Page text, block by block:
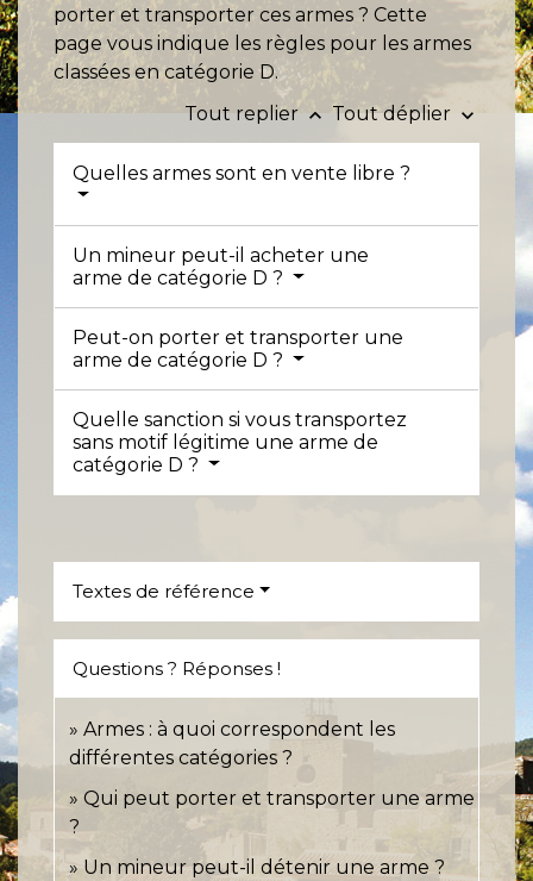
porter et transporter ces armes ? Cette
page vous indique les règles pour les armes
classées en catégorie D.
Tout replier keyboard_arrow_up Tout déplier keyboard_arrow_down
Quelles armes sont en vente libre ?
Un mineur peut-il acheter une
arme de catégorie D ?
Peut-on porter et transporter une
arme de catégorie D ?
Quelle sanction si vous transportez
sans motif légitime une arme de
catégorie D ?
Textes de référence
Questions ? Réponses !
Armes : à quoi correspondent les
différentes catégories ?
Qui peut porter et transporter une arme
?
Un mineur peut-il détenir une arme ?